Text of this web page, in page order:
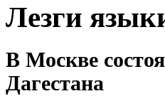
Лезги
В Москве
Дагестана